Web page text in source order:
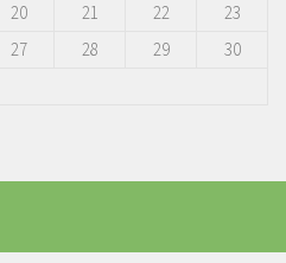
20 21 22
23
27 28 29
30